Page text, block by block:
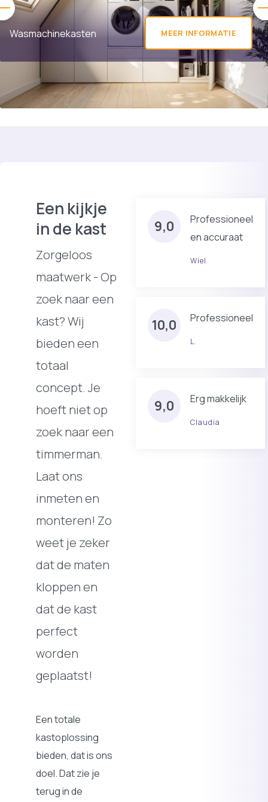
Wasmachinekasten MEER INFORMATIE
Een kijkje
in de kast
Zorgeloos
maatwerk - Op
zoek naar een
kast? Wij
bieden een
totaal
concept. Je
hoeft niet op
zoek naar een
timmerman.
Laat ons
inmeten en
monteren! Zo
weet je zeker
dat de maten
kloppen en
dat de kast
perfect
worden
geplaatst!
Een totale
kastoplossing
bieden, dat is ons
doel. Dat zie je
terug in de
9,0
Professioneel
en accuraat
Wiel
10,0 Professioneel
L.
9,0 Erg makkelijk
Claudia